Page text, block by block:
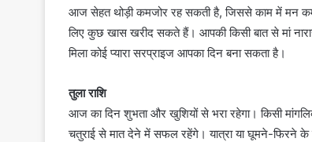
आज सेहत थोड़ी कमजोर रह सकती है, जिससे काम में मन कम
लिए कुछ खास खरीद सकते हैं। आपकी किसी बात से मां
मिला कोई प्यारा सरप्राइज आपका दिन बना सकता है।
तुला राशि
आज का दिन शुभता और खुशियों से भरा रहेगा। किसी
चतुराई से मात देने में सफल रहेंगे। यात्रा या घूमने-फिरने के